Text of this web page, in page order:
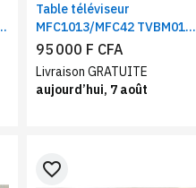
Table téléviseur
MFC1013/MFC42 TVBM010
meuble de salon marron
blanc
95 000 F CFA
Livraison GRATUITE
aujourd’hui, 7 août
favorite_border